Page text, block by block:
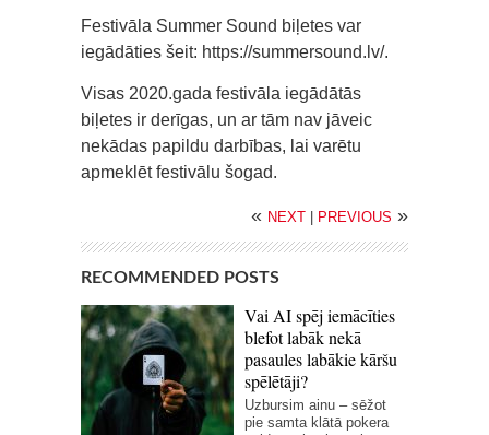
Festivāla Summer Sound biļetes var
iegādāties šeit: https://summersound.lv/.
Visas 2020.gada festivāla iegādātās
biļetes ir derīgas, un ar tām nav jāveic
nekādas papildu darbības, lai varētu
apmeklēt festivālu šogad.
« NEXT PREVIOUS »
RECOMMENDED POSTS
Vai AI spēj iemācīties
blefot labāk nekā
pasaules labākie kāršu
spēlētāji?
Uzbursim ainu – sēžot
pie samta klātā pokera